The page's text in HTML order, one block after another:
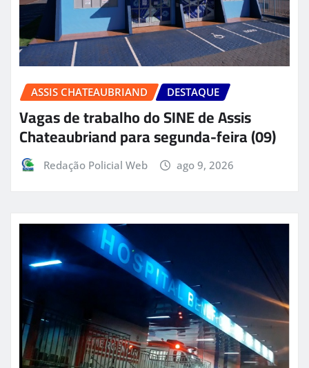
ASSIS CHATEAUBRIAND DESTAQUE
Vagas de trabalho do SINE de Assis
Chateaubriand para segunda-feira (09)
Redação Policial Web ago 9, 2026